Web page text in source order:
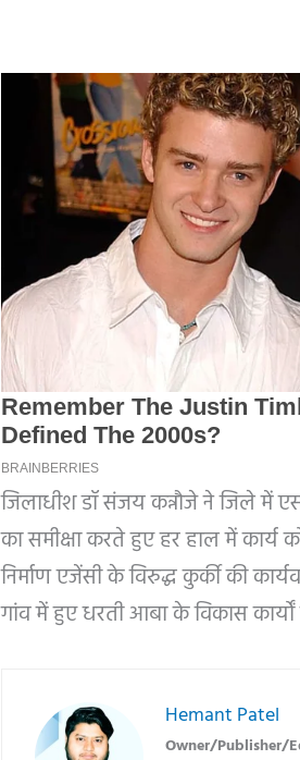
जिलाधीश डॉ संजय कन्नौजे ने जिले में
का समीक्षा करते हुए हर हाल में कार्य
निर्माण एजेंसी के विरुद्ध कुर्की की
गांव में हुए धरती आबा के विकास
Hemant Patel
Owner/Publisher/